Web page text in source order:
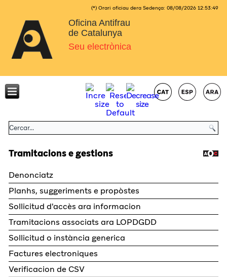
(*) Orari oficiau dera Sedença: 08/08/2026 12:53:49
Oficina Antifrau
de Catalunya
Seu electrònica
Tramitacions e gestions
Denonciatz
Planhs, suggeriments e propòstes
Sollicitud d'accès ara informacion
Tramitacions associats ara LOPDGDD
Sollicitud o instància generica
Factures electroniques
Verificacion de CSV